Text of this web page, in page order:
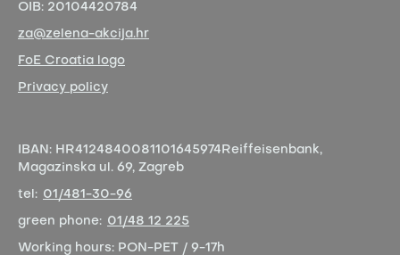
OIB: 20104420784
za@zelena-akcija.hr
FoE Croatia logo
Privacy policy
IBAN: HR4124840081101645974 Reiffeisenbank,
Magazinska ul. 69, Zagreb
tel: 01/481-30-96
green phone: 01/48 12 225
Working hours: PON-PET / 9-17h